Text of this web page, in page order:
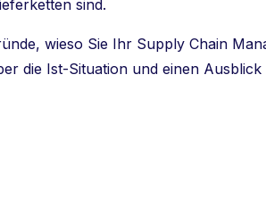
sind.
wieso Sie Ihr Supply Chain
die Ist-Situation und einen Ausblick